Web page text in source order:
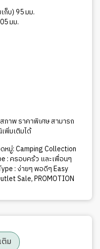
ก็บ) 95 มม.
มม.
าพ ราคาพิเศษ สามารถ
พิ่มเติมได้
หมู่:Camping Collection
: ครอบคร้ว และเพื่อนๆ
: ง่ายๆ พอดีๆ Easy
Sale,PROMOTION
ม